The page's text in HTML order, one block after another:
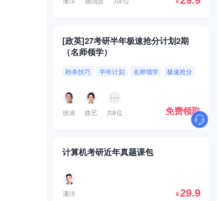
[政英]27考研半年极速抢分计划2期
（名师领学）
秒杀技巧 半年计划 名师领学 极速抢分
徐涛 曲艺 共8位 免费领取
计算机考研近年真题课包
潘洋 ¥29.9